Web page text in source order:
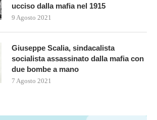
ucciso dalla mafia nel 1915
9 Agosto 2021
Giuseppe Scalia, sindacalista
socialista assassinato dalla mafia con
due bombe a mano
7 Agosto 2021